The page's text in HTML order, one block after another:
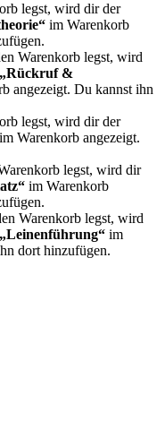
legst, wird dir der
im Warenkorb
Warenkorb legst, wird
&
angezeigt. Du kannst ihn
legst, wird dir der
im Warenkorb angezeigt.
legst, wird dir
im Warenkorb
Warenkorb legst, wird
im
dort hinzufügen.